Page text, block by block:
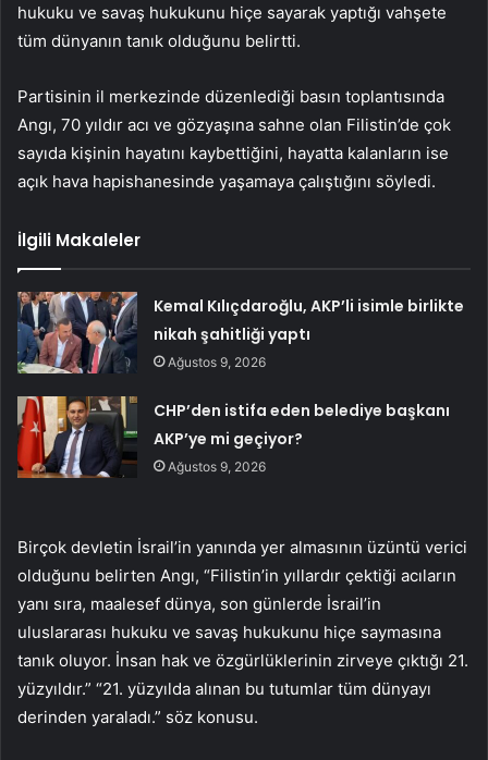
hukuku ve savaş hukukunu hiçe sayarak yaptığı vahşete
tüm dünyanın tanık olduğunu belirtti.
Partisinin il merkezinde düzenlediği basın toplantısında
Angı, 70 yıldır acı ve gözyaşına sahne olan Filistin’de çok
sayıda kişinin hayatını kaybettiğini, hayatta kalanların ise
açık hava hapishanesinde yaşamaya çalıştığını söyledi.
İlgili Makaleler
Kemal Kılıçdaroğlu, AKP’li isimle birlikte
nikah şahitliği yaptı
Ağustos 9, 2026
CHP’den istifa eden belediye başkanı
AKP’ye mi geçiyor?
Ağustos 9, 2026
Birçok devletin İsrail’in yanında yer almasının üzüntü verici
olduğunu belirten Angı, “Filistin’in yıllardır çektiği acıların
yanı sıra, maalesef dünya, son günlerde İsrail’in
uluslararası hukuku ve savaş hukukunu hiçe saymasına
tanık oluyor. İnsan hak ve özgürlüklerinin zirveye çıktığı 21.
yüzyıldır.” “21. yüzyılda alınan bu tutumlar tüm dünyayı
derinden yaraladı.” söz konusu.